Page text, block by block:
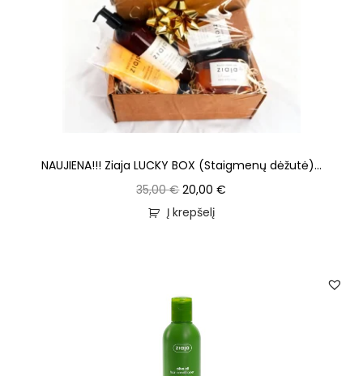
NAUJIENA!!! Ziaja LUCKY BOX (Staigmenų dėžutė)...
35,00€ 20,00€
Į krepšelį